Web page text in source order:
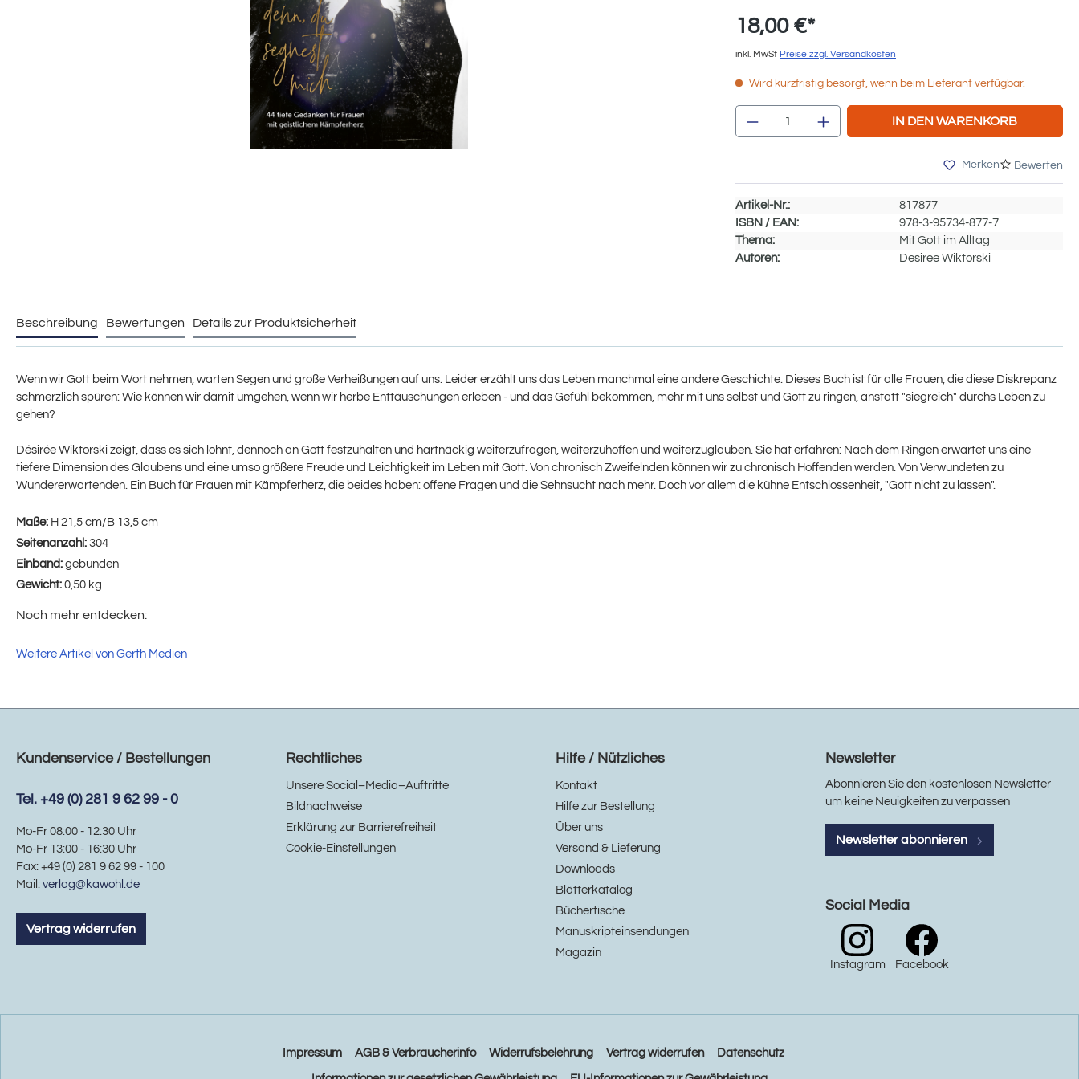
18,00 €*
inkl. MwSt Preise zzgl. Versandkosten
Wird kurzfristig besorgt, wenn beim Lieferant verfügbar.
Produkt Anzahl: Gib den gewünschten
IN DEN WARENKORB
Merken Bewerten
Artikel-Nr.:
817877
ISBN / EAN:
978-3-95734-877-7
Thema:
Mit Gott im Alltag
Autoren:
Desiree Wiktorski
Beschreibung Bewertungen Details zur Produktsicherheit
Wenn wir Gott beim Wort nehmen, warten Segen und große Verheißungen auf uns. Leider erzählt uns das Leben manchmal eine andere Geschichte. Dieses Buch ist für alle Frauen, die diese Diskrepanz
schmerzlich spüren: Wie können wir damit umgehen, wenn wir herbe Enttäuschungen erleben - und das Gefühl bekommen, mehr mit uns selbst und Gott zu ringen, anstatt "siegreich" durchs Leben zu
gehen?
Désirée Wiktorski zeigt, dass es sich lohnt, dennoch an Gott festzuhalten und hartnäckig weiterzufragen, weiterzuhoffen und weiterzuglauben. Sie hat erfahren: Nach dem Ringen erwartet uns eine
tiefere Dimension des Glaubens und eine umso größere Freude und Leichtigkeit im Leben mit Gott. Von chronisch Zweifelnden können wir zu chronisch Hoffenden werden. Von Verwundeten zu
Wundererwartenden. Ein Buch für Frauen mit Kämpferherz, die beides haben: offene Fragen und die Sehnsucht nach mehr. Doch vor allem die kühne Entschlossenheit, "Gott nicht zu lassen".
Maße: H 21,5 cm/B 13,5 cm
Seitenanzahl: 304
Einband: gebunden
Gewicht: 0,50 kg
Noch mehr entdecken:
Weitere Artikel von Gerth Medien
Kundenservice / Bestellungen
Tel. +49 (0) 281 9 62 99 - 0
Mo-Fr 08:00 - 12:30 Uhr
Mo-Fr 13:00 - 16:30 Uhr
Fax: +49 (0) 281 9 62 99 - 100
Mail: verlag@kawohl.de
Vertrag widerrufen
Rechtliches
Unsere Social–Media–Auftritte
Bildnachweise
Erklärung zur Barrierefreiheit
Cookie-Einstellungen
Hilfe / Nützliches
Kontakt
Hilfe zur Bestellung
Über uns
Versand & Lieferung
Downloads
Blätterkatalog
Büchertische
Manuskripteinsendungen
Magazin
Newsletter
Abonnieren Sie den kostenlosen Newsletter
um keine Neuigkeiten zu verpassen
Newsletter abonnieren
Social Media
Instagram Facebook
Impressum AGB & Verbraucherinfo Widerrufsbelehrung Vertrag widerrufen Datenschutz